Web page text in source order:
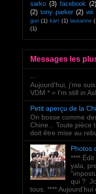
sarko (3) facebook (2)
(2) tony parker (2) wii
gun (1) kart (1) lausanne
(1)
Messages les
Aujourd'hui, j'me
VDM * = I'm still in
Petit aperçu de la
On bosse comme
Chine... Toute pièce
doit être mise au
Photos
****
yala,
qui ?
tous. **** Aujourd'hui